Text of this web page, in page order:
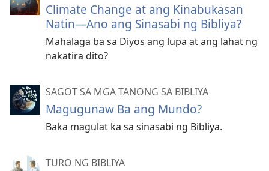
Climate Change at ang Kinabukasan
Natin—Ano ang Sinasabi ng Bibliya?
Mahalaga ba sa Diyos ang lupa at ang lahat ng
nakatira dito?
SAGOT SA MGA TANONG SA BIBLIYA
Magugunaw Ba ang Mundo?
Baka magulat ka sa sinasabi ng Bibliya.
TURO NG BIBLIYA